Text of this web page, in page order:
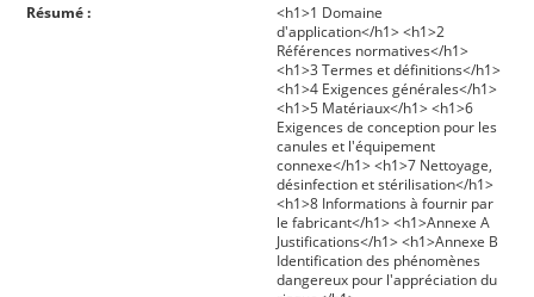
Résumé :
<h1>1 Domaine
d'application</h1> <h1>2
Références normatives</h1>
<h1>3 Termes et définitions</h1>
<h1>4 Exigences générales</h1>
<h1>5 Matériaux</h1> <h1>6
Exigences de conception pour les
canules et l'équipement
connexe</h1> <h1>7 Nettoyage,
désinfection et stérilisation</h1>
<h1>8 Informations à fournir par
le fabricant</h1> <h1>Annexe A
Justifications</h1> <h1>Annexe B
Identification des phénomènes
dangereux pour l'appréciation du